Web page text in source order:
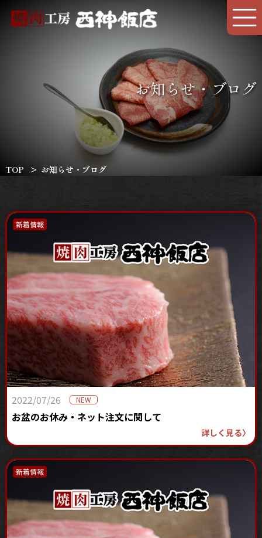
お知らせ・ブログ
TOP お知らせ・ブログ
新着情報
2022/07/26 NEW
お盆のお休み・ネット注文に関して
詳しく見る〉
新着情報